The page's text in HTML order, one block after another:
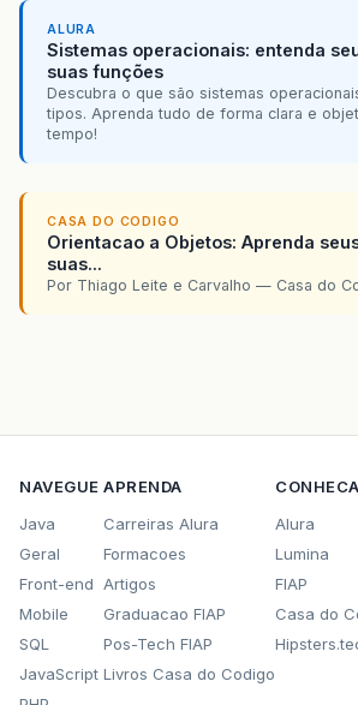
ALURA
Sistemas operacionais: entenda
suas funções
Descubra o que são sistemas
tipos. Aprenda tudo de forma clara e
tempo!
CASA DO CODIGO
Orientacao a Objetos: Aprenda
suas...
Por Thiago Leite e Carvalho — Casa do
NAVEGUE
Java
Geral
Front-end
Mobile
SQL
JavaScript
APRENDA
Carreiras Alura
Formacoes
Artigos
Graduacao FIAP
Pos-Tech FIAP
Livros Casa do Codigo
Alura
Lumina
FIAP
Casa do